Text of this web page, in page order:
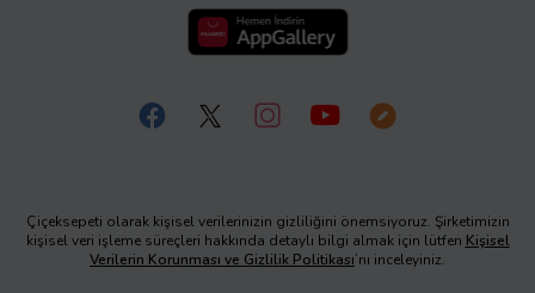
Çiçeksepeti olarak kişisel verilerinizin gizliliğini önemsiyoruz. Şirketimizin
kişisel veri işleme süreçleri hakkında detaylı bilgi almak için lütfen Kişisel
Verilerin Korunması ve Gizlilik Politikası’nı inceleyiniz.